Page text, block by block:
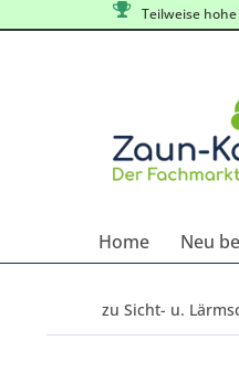
Teilweise
Home Neu
zu Sicht- u.